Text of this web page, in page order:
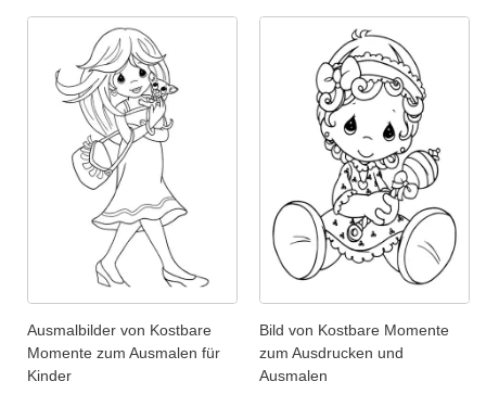
Ausmalbilder von Kostbare
Momente zum Ausmalen für
Kinder
Bild von Kostbare Momente
zum Ausdrucken und
Ausmalen